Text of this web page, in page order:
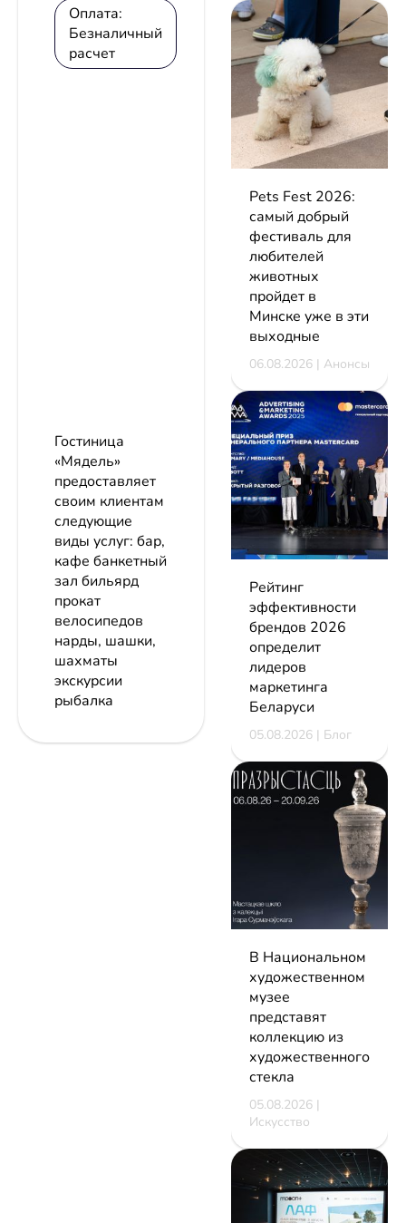
Оплата:
Безналичный
расчет
Гостиница
«Мядель»
предоставляет
своим клиентам
следующие
виды услуг: бар,
кафе банкетный
зал бильярд
прокат
велосипедов
нарды, шашки,
шахматы
экскурсии
рыбалка
Pets Fest 2026:
самый добрый
фестиваль для
любителей
животных
пройдет в
Минске уже в эти
выходные
06.08.2026 | Анонсы
Рейтинг
эффективности
брендов 2026
определит
лидеров
маркетинга
Беларуси
05.08.2026 | Блог
В Национальном
художественном
музее
представят
коллекцию из
художественного
стекла
05.08.2026 |
Искусство